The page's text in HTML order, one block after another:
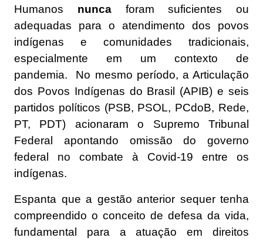
Humanos nuncaforam suficientes ou
adequadas para o atendimento dos povos
indígenas e comunidades tradicionais,
especialmente em um contexto de
pandemia.
No mesmo período, a Articulação
dos Povos Indígenas do Brasil (APIB) e seis
partidos políticos (PSB, PSOL, PCdoB, Rede,
PT, PDT) acionaram o Supremo Tribunal
Federal apontando omissão do governo
federal no combate à Covid-19 entre os
indígenas.
Espanta que a gestão anterior sequer tenha
compreendido o conceito de defesa da vida,
fundamental para a atuação em direitos